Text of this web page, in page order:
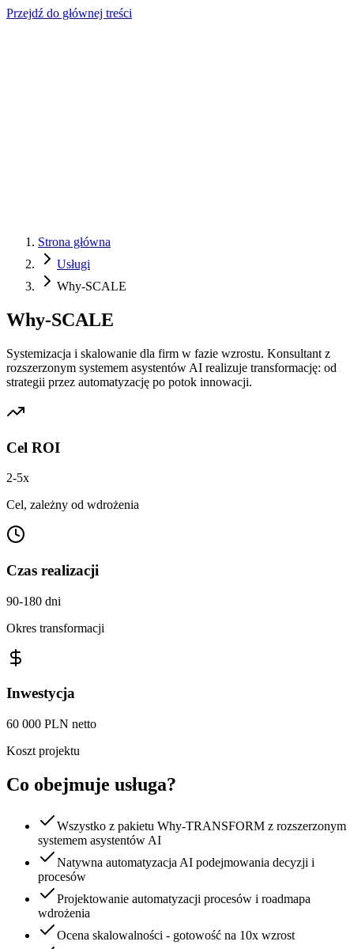
Przejdź do głównej treści
Strona główna
Usługi
Why-SCALE
Why-SCALE
Systemizacja i skalowanie dla firm w fazie wzrostu. Konsultant z
rozszerzonym systemem asystentów AI realizuje transformację: od
strategii przez automatyzację po potok innowacji.
Cel ROI
2-5x
Cel, zależny od wdrożenia
Czas realizacji
90-180 dni
Okres transformacji
Inwestycja
60 000 PLN netto
Koszt projektu
Co obejmuje usługa?
Wszystko z pakietu Why-TRANSFORM z rozszerzonym
systemem asystentów AI
Natywna automatyzacja AI podejmowania decyzji i
procesów
Projektowanie automatyzacji procesów i roadmapa
wdrożenia
Ocena skalowalności - gotowość na 10x wzrost